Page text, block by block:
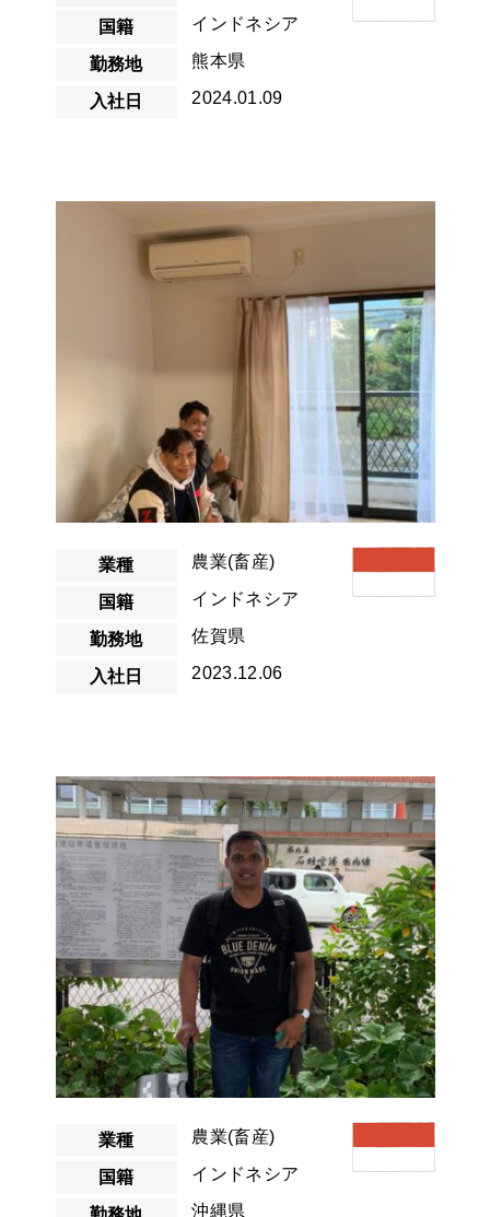
国籍 インドネシア
勤務地 熊本県
入社日 2024.01.09
業種 農業(畜産)
国籍 インドネシア
勤務地 佐賀県
入社日 2023.12.06
業種 農業(畜産)
国籍 インドネシア
沖縄県